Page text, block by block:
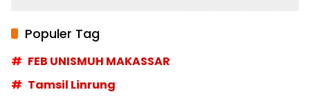
Populer Tag
FEB UNISMUH MAKASSAR
Tamsil Linrung